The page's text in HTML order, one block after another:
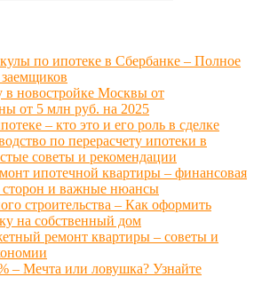
по ипотеке в Сбербанке – Полное
в новостройке Москвы от
от 5 млн руб. на 2025
– кто это и его роль в сделке
по перерасчету ипотеки в
советы и рекомендации
ипотечной квартиры – финансовая
сторон и важные нюансы
строительства – Как оформить
на собственный дом
ремонт квартиры – советы и
– Мечта или ловушка? Узнайте